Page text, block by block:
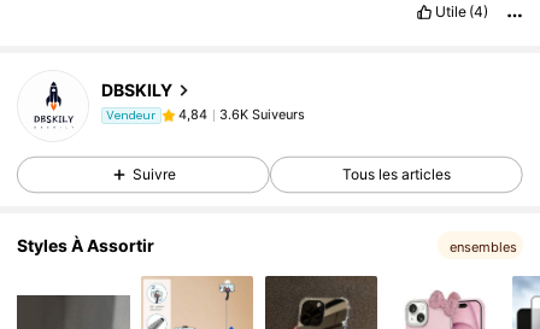
Utile (4)
DBSKILY
Vendeur 4,84
3.6K Suiveurs
4,84 3.6K Suiveurs
4,84 3.6K Suiveurs
3.6K Suiveurs
Suivre Tous les articles
Styles À Assortir ensembles